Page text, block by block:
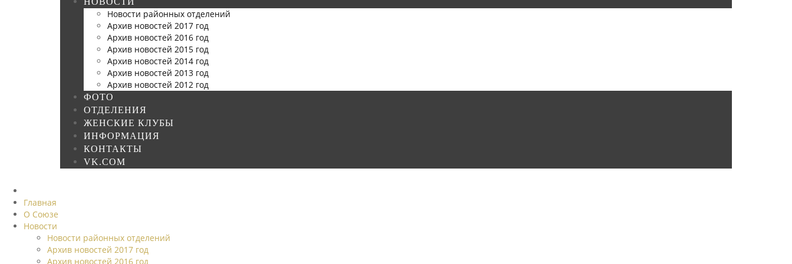
Новости районных отделений
Архив новостей 2017 год
Архив новостей 2016 год
Архив новостей 2015 год
Архив новостей 2014 год
Архив новостей 2013 год
Архив новостей 2012 год
ФОТО
ОТДЕЛЕНИЯ
ЖЕНСКИЕ КЛУБЫ
ИНФОРМАЦИЯ
КОНТАКТЫ
VK.COM
Главная
О Союзе
Новости
Новости районных отделений
Архив новостей 2017 год
Архив новостей 2016 год